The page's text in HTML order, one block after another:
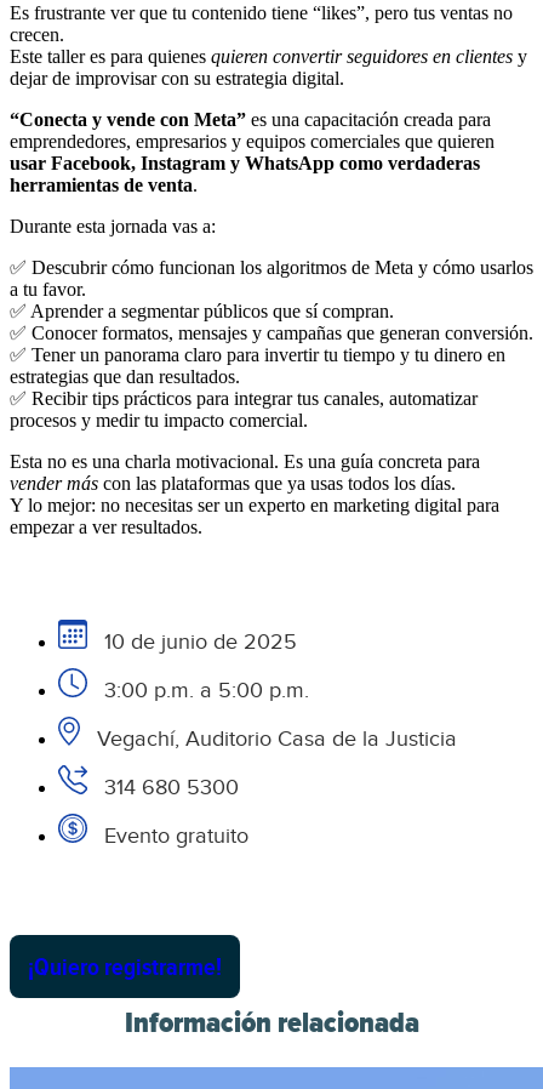
Es frustrante ver que tu contenido tiene “likes”, pero tus ventas no
crecen.
Este taller es para quienes quieren convertir seguidores en clientes y
dejar de improvisar con su estrategia digital.
“Conecta y vende con Meta” es una capacitación creada para
emprendedores, empresarios y equipos comerciales que quieren
usar Facebook, Instagram y WhatsApp como verdaderas
herramientas de venta.
Durante esta jornada vas a:
✅ Descubrir cómo funcionan los algoritmos de Meta y cómo usarlos
a tu favor.
✅ Aprender a segmentar públicos que sí compran.
✅ Conocer formatos, mensajes y campañas que generan conversión.
✅ Tener un panorama claro para invertir tu tiempo y tu dinero en
estrategias que dan resultados.
✅ Recibir tips prácticos para integrar tus canales, automatizar
procesos y medir tu impacto comercial.
Esta no es una charla motivacional. Es una guía concreta para
vender más con las plataformas que ya usas todos los días.
Y lo mejor: no necesitas ser un experto en marketing digital para
empezar a ver resultados.
10 de junio de 2025
3:00 p.m. a 5:00 p.m.
Vegachí, Auditorio Casa de la Justicia
314 680 5300
Evento gratuito
¡Quiero registrarme!
Información relacionada